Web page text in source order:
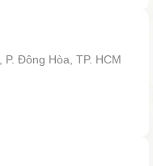
Đông Hòa, TP. HCM